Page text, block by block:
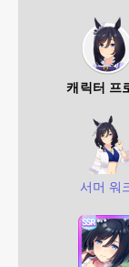
캐릭터 프
서머 워